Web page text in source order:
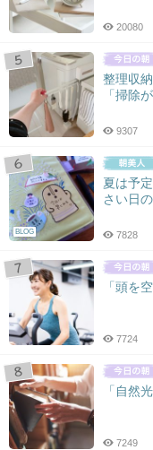
20080
整理収
「掃除
9307
BLOG
夏は予
さい日
7828
「頭を
7724
「自然
7249